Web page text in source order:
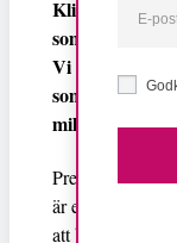
som parti när
Vi välkomnar
som
miljö och
Precis som
är ett ödesval
att bli en